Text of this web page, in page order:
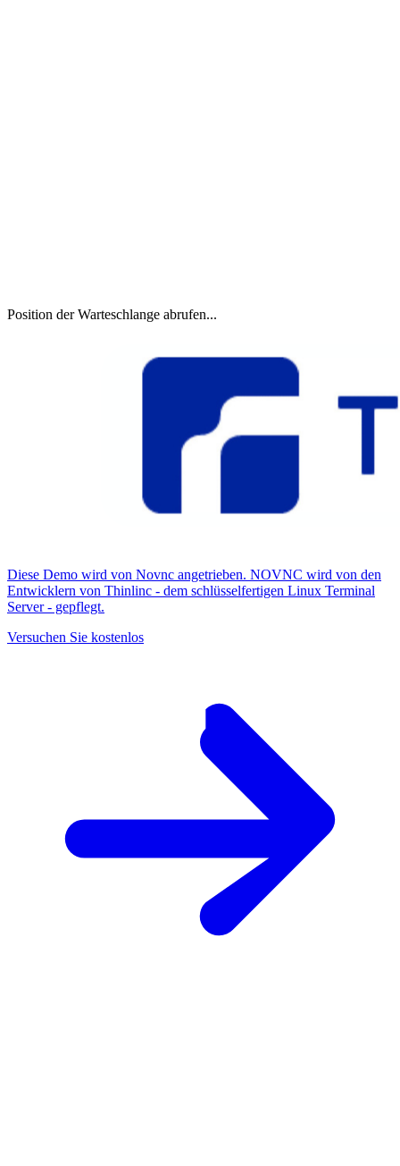
Position der Warteschlange abrufen...
Diese Demo wird von Novnc angetrieben. NOVNC wird von den
Entwicklern von Thinlinc - dem schlüsselfertigen Linux Terminal
Server - gepflegt.
Versuchen Sie kostenlos